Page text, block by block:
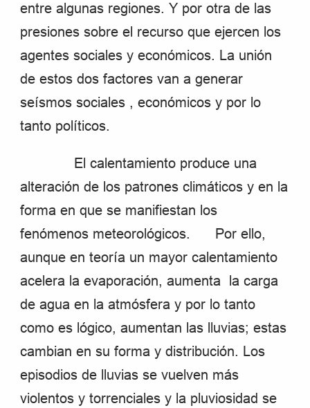
entre algunas regiones. Y por otra de las
presiones sobre el recurso que ejercen los
agentes sociales y económicos. La unión
de estos dos factores van a generar
seísmos sociales , económicos y por lo
tanto políticos.
El calentamiento produce una
alteración de los patrones climáticos y en la
forma en que se manifiestan los
fenómenos meteorológicos. Por ello,
aunque en teoría un mayor calentamiento
acelera la evaporación, aumenta la carga
de agua en la atmósfera y por lo tanto
como es lógico, aumentan las lluvias; estas
cambian en su forma y distribución. Los
episodios de lluvias se vuelven más
violentos y torrenciales y la pluviosidad se